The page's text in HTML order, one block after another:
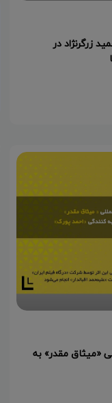
زرگرنژاد در
«میثاق مقدر» به